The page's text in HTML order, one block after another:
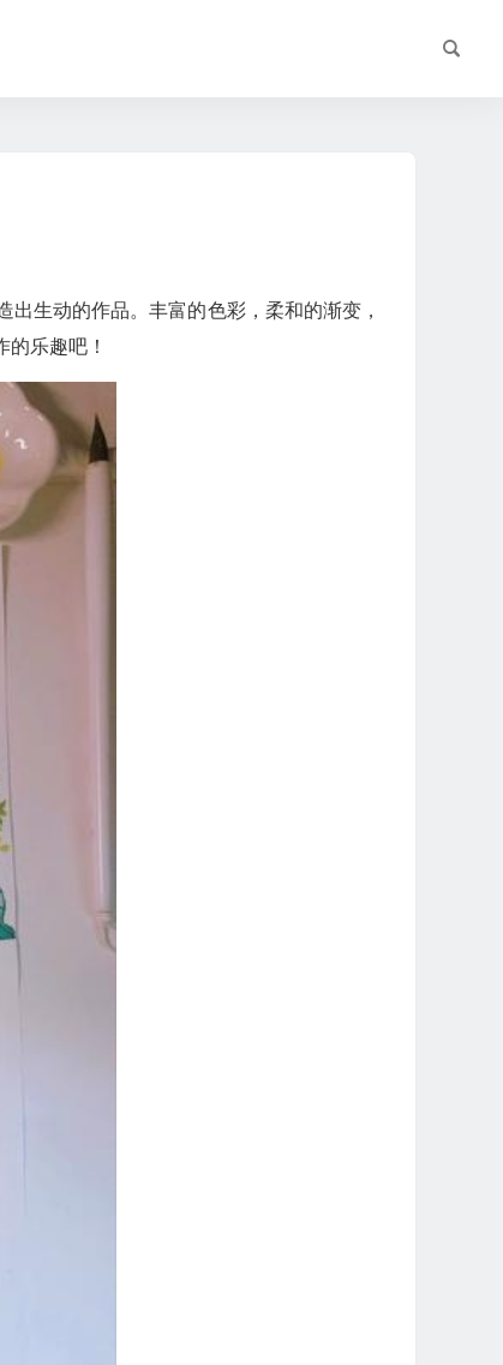
生动的作品。丰富的色彩，柔和的渐变，
乐趣吧！